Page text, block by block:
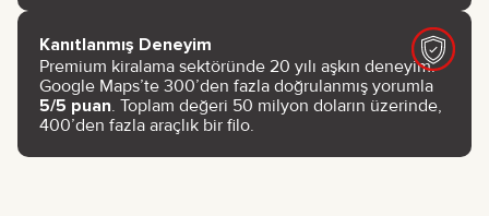
Kanıtlanmış Deneyim
Premium kiralama sektöründe 20 yılı aşkın deneyim.
Google Maps’te 300’den fazla doğrulanmış yorumla
5/5 puan. Toplam değeri 50 milyon doların üzerinde,
400’den fazla araçlık bir filo.